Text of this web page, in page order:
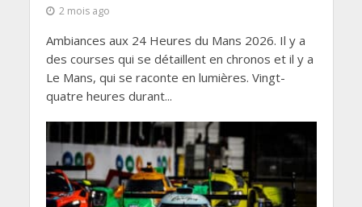
2 mois ago
Ambiances aux 24 Heures du Mans 2026. Il y a
des courses qui se détaillent en chronos et il y a
Le Mans, qui se raconte en lumières. Vingt-
quatre heures durant...